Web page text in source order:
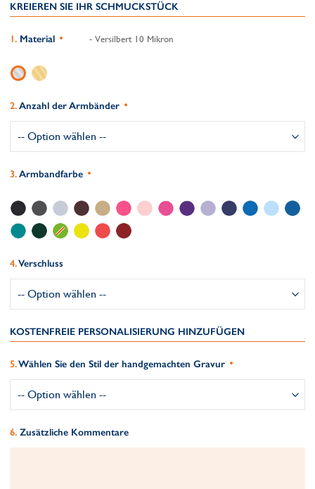
KREIEREN SIE IHR SCHMUCKSTÜCK
Material - Versilbert 10 Mikron
Anzahl der Armbänder
Armbandfarbe
Verschluss
KOSTENFREIE PERSONALISIERUNG HINZUFÜGEN
Wählen Sie den Stil der handgemachten Gravur
Zusätzliche Kommentare